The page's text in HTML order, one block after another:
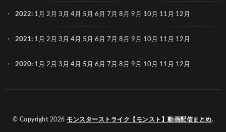
2022: 1月 2月 3月 4月 5月 6月 7月 8月 9月 10月 11月 12月
2021: 1月 2月 3月 4月 5月 6月 7月 8月 9月 10月 11月 12月
2020: 1月 2月 3月 4月 5月 6月 7月 8月 9月 10月 11月 12月
© Copyright 2026 モンスターストライク【モンスト】動画配信まとめ.